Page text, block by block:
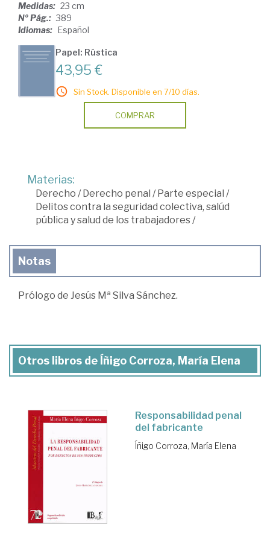
Medidas: 23 cm
Nº Pág.: 389
Idiomas: Español
Papel: Rústica
43,95 €
Sin Stock. Disponible en 7/10 días.
COMPRAR
Materias:
Derecho / Derecho penal / Parte especial /
Delitos contra la seguridad colectiva, salúd
pública y salud de los trabajadores/
Notas
Prólogo de Jesús Mª Silva Sánchez.
Otros libros de Íñigo Corroza, María Elena
Responsabilidad penal
del fabricante
Íñigo Corroza, María Elena